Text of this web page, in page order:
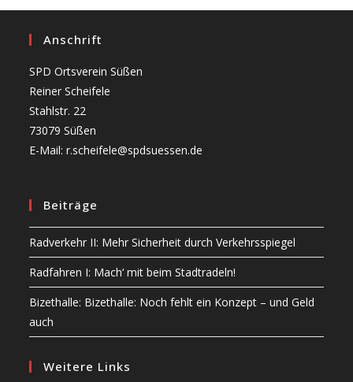
Anschrift
SPD Ortsverein Süßen
Reiner Scheifele
Stahlstr. 22
73079 Süßen
E-Mail: r.scheifele@spdsuessen.de
Beiträge
Radverkehr II: Mehr Sicherheit durch Verkehrsspiegel
Radfahren I: Mach‘ mit beim Stadtradeln!
Bizethalle: Bizethalle: Noch fehlt ein Konzept – und Geld
auch
Weitere Links